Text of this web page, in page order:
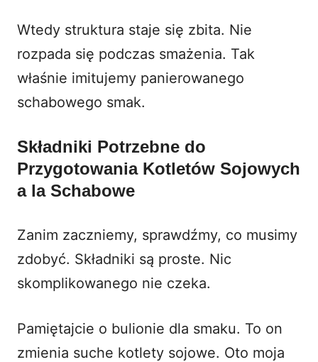
Wtedy struktura staje się zbita. Nie
rozpada się podczas smażenia. Tak
właśnie imitujemy panierowanego
schabowego smak.
Składniki Potrzebne do
Przygotowania Kotletów Sojowych
a la Schabowe
Zanim zaczniemy, sprawdźmy, co musimy
zdobyć. Składniki są proste. Nic
skomplikowanego nie czeka.
Pamiętajcie o bulionie dla smaku. To on
zmienia suche kotlety sojowe. Oto moja